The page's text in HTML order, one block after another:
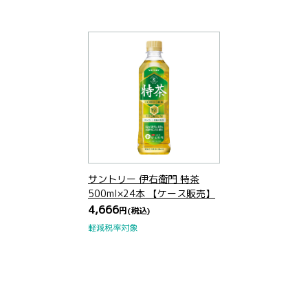
サントリー 伊右衛門 特茶
500ml×24本 【ケース販売】
4,666円(税込)
軽減税率対象